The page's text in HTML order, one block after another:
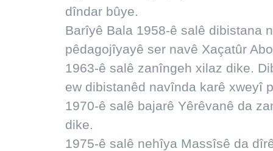
dîndar bûye.
Barîyê Bala 1958-ê salê dibistana
pêdagojîyayê ser navê Xaçatûr
1963-ê salê zanîngeh xilaz dike.
ew dibistanêd navînda karê xweyî
1970-ê salê bajarê Yêrêvanê da
dike.
1975-ê salê nehîya Massîsê da